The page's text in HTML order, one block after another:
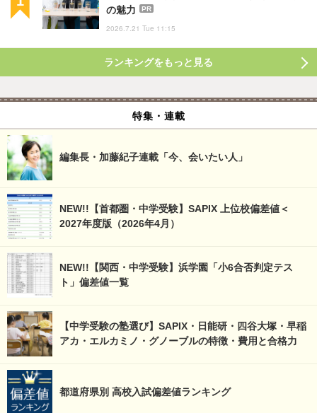
の魅力
PR
2026.7.21 Tue 11:15
ランキングをもっと見る
特集・連載
編集長・加藤紀子連載「今、会いたい人」
NEW!!【首都圏・中学受験】SAPIX 上位校偏差値＜
2027年度版（2026年4月）
NEW!!【関西・中学受験】浜学園「小6合否判定テス
ト」偏差値一覧
【中学受験の塾選び】SAPIX・日能研・四谷大塚・早稲
アカ・エルカミノ・グノーブルの特徴・費用と合格力
都道府県別 高校入試偏差値ランキング